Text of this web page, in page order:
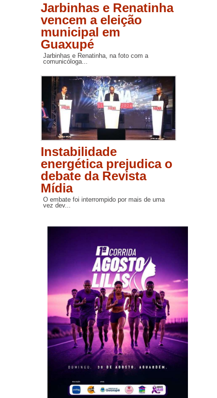
Jarbinhas e Renatinha
vencem a eleição
municipal em
Guaxupé
Jarbinhas e Renatinha, na foto com a
comunicóloga...
Instabilidade
energética prejudica o
debate da Revista
Mídia
O embate foi interrompido por mais de uma
vez dev...